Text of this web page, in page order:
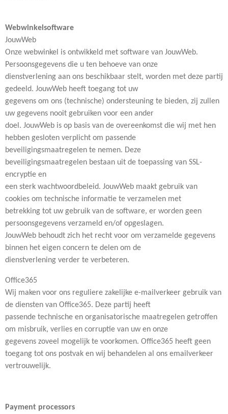
Webwinkelsoftware
JouwWeb
Onze webwinkel is ontwikkeld met software van JouwWeb.
Persoonsgegevens die u ten behoeve van onze
dienstverlening aan ons beschikbaar stelt, worden met deze partij
gedeeld. JouwWeb heeft toegang tot uw
gegevens om ons (technische) ondersteuning te bieden, zij zullen
uw gegevens nooit gebruiken voor een ander
doel. JouwWeb is op basis van de overeenkomst die wij met hen
hebben gesloten verplicht om passende
beveiligingsmaatregelen te nemen. Deze
beveiligingsmaatregelen bestaan uit de toepassing van SSL-
encryptie en
een sterk wachtwoordbeleid. JouwWeb maakt gebruik van
cookies om technische informatie te verzamelen met
betrekking tot uw gebruik van de software, er worden geen
persoonsgegevens verzameld en/of opgeslagen.
JouwWeb behoudt zich het recht voor om verzamelde gegevens
binnen het eigen concern te delen om de
dienstverlening verder te verbeteren.
Office365
Wij maken voor ons reguliere zakelijke e-mailverkeer gebruik van
de diensten van Office365. Deze partij heeft
passende technische en organisatorische maatregelen getroffen
om misbruik, verlies en corruptie van uw en onze
gegevens zoveel mogelijk te voorkomen. Office365 heeft geen
toegang tot ons postvak en wij behandelen al ons emailverkeer
vertrouwelijk.
Payment processors